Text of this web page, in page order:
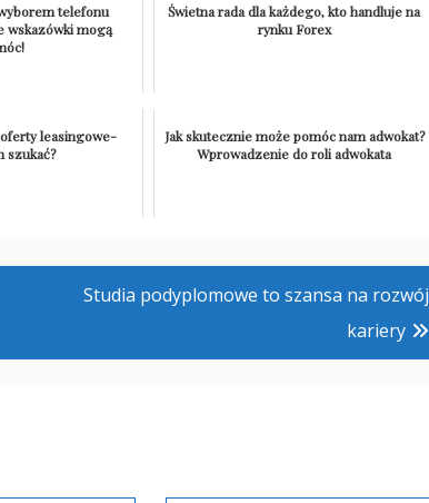
telefonu
wskazówki mogą
Świetna rada dla każdego, kto handluje na
rynku Forex
leasingowe-
szukać?
Jak skutecznie może pomóc nam adwokat?
Wprowadzenie do roli adwokata
Studia podyplomowe to szansa na rozwój
kariery